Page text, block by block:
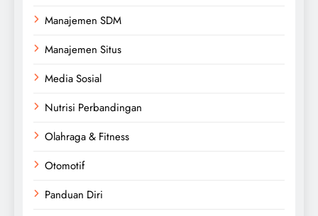
Manajemen SDM
Manajemen Situs
Media Sosial
Nutrisi Perbandingan
Olahraga & Fitness
Otomotif
Panduan Diri